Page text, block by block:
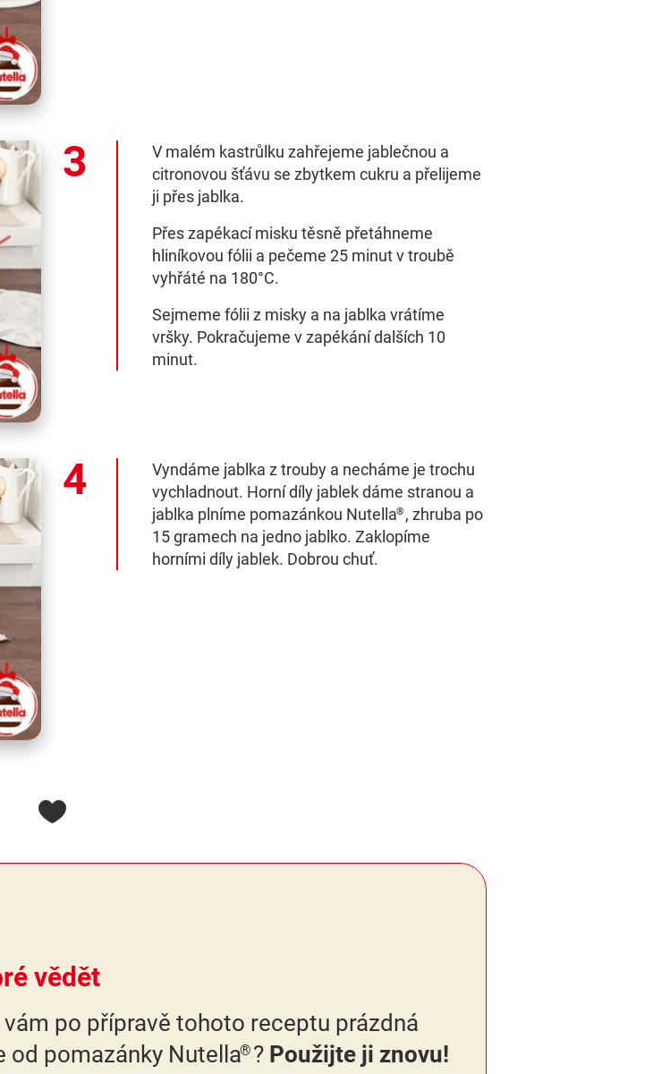
V malém kastrůlku zahřejeme jablečnou a
citronovou šťávu se zbytkem cukru a přelijeme
ji přes jablka.
Přes zapékací misku těsně přetáhneme
hliníkovou fólii a pečeme 25 minut v troubě
vyhřáté na 180°C.
Sejmeme fólii z misky a na jablka vrátíme
vršky. Pokračujeme v zapékání dalších 10
minut.
Vyndáme jablka z trouby a necháme je trochu
vychladnout. Horní díly jablek dáme stranou a
jablka plníme pomazánkou Nutella® , zhruba po
15 gramech na jedno jablko. Zaklopíme
horními díly jablek. Dobrou chuť.
vědět
po přípravě tohoto receptu prázdná
od pomazánky Nutella® ? Použijte ji znovu!